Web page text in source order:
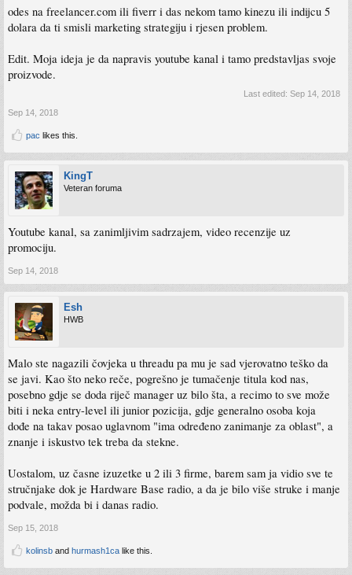
odes na freelancer.com ili fiverr i das nekom tamo kinezu ili indijcu 5
dolara da ti smisli marketing strategiju i rjesen problem.
Edit. Moja ideja je da napravis youtube kanal i tamo predstavljas svoje
proizvode.
Last edited: Sep 14, 2018
Sep 14, 2018
pac likes this.
KingT
Veteran foruma
Youtube kanal, sa zanimljivim sadrzajem, video recenzije uz
promociju.
Sep 14, 2018
Esh
HWB
Malo ste nagazili čovjeka u threadu pa mu je sad vjerovatno teško da
se javi. Kao što neko reče, pogrešno je tumačenje titula kod nas,
posebno gdje se doda riječ manager uz bilo šta, a recimo to sve može
biti i neka entry-level ili junior pozicija, gdje generalno osoba koja
dođe na takav posao uglavnom "ima određeno zanimanje za oblast", a
znanje i iskustvo tek treba da stekne.
Uostalom, uz časne izuzetke u 2 ili 3 firme, barem sam ja vidio sve te
stručnjake dok je Hardware Base radio, a da je bilo više struke i manje
podvale, možda bi i danas radio.
Sep 15, 2018
kolinsb and hurmash1ca like this.